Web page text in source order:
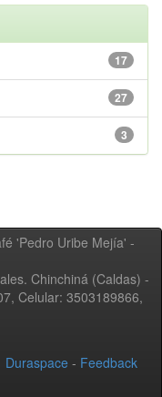
17
27
3
'Pedro Uribe Mejía' -
Chinchiná (Caldas) -
Celular: 3503189866,
Duraspace - Feedback